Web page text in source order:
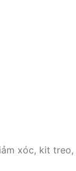
xóc, kit treo,